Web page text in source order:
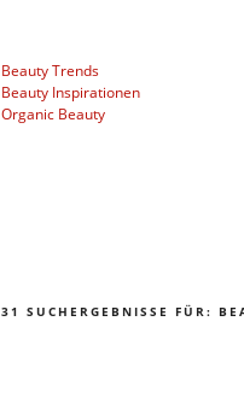
Beauty Trends
Beauty Inspirationen
Organic Beauty
31 SUCHERGEBNISSE FÜR: